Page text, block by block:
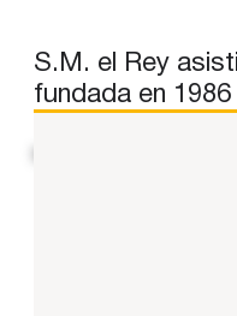
S.M. el Rey
fundada en